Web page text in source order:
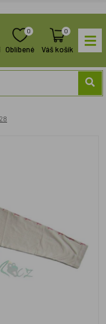
0
Oblíbené
0
Váš košík